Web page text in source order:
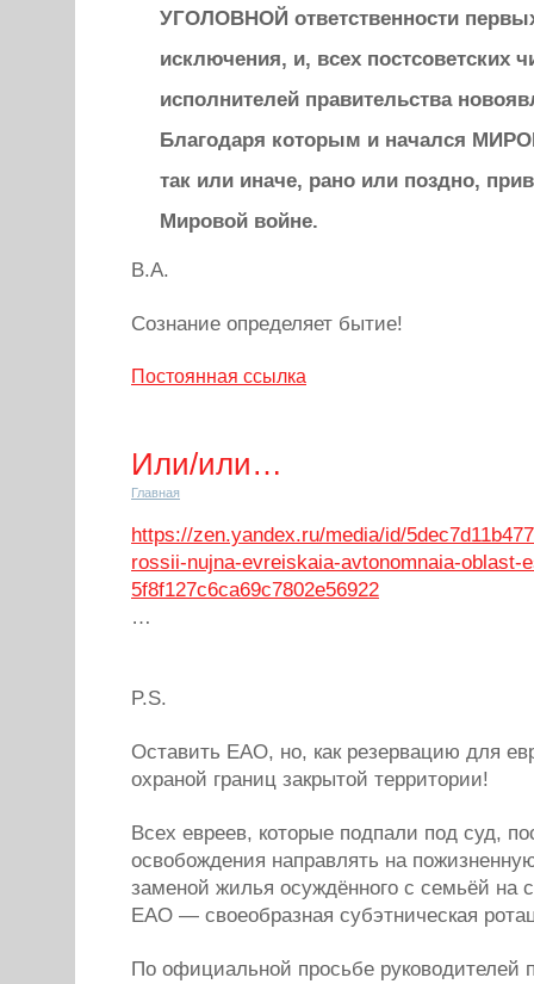
УГОЛОВНОЙ ответственности
исключения, и, всех постсоветских
исполнителей правительства
Благодаря которым и начался
так или иначе, рано или поздно,
Мировой войне.
В.А.
Сознание определяет бытие!
Постоянная ссылка
Или/или…
Главная
https://zen.yandex.ru/media/id/
rossii-nujna-evreiskaia-avtonomnaia-oblast-
5f8f127c6ca69c7802e56922
…
P.S.
Оставить ЕАО, но, как резервацию для
охраной границ закрытой территории!
Всех евреев, которые подпали под суд,
освобождения направлять на
заменой жилья осуждённого с семьёй на
ЕАО — своеобразная субэтническая
По официальной просьбе руководителей